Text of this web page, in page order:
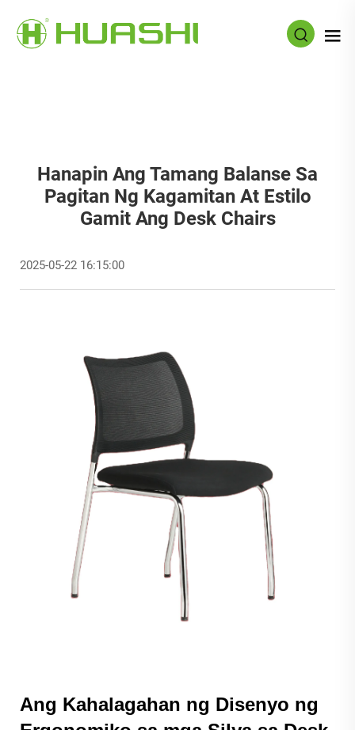
Hanapin Ang Tamang Balanse Sa
Pagitan Ng Kagamitan At Estilo
Gamit Ang Desk Chairs
2025-05-22 16:15:00
Ang Kahalagahan ng Disenyo ng